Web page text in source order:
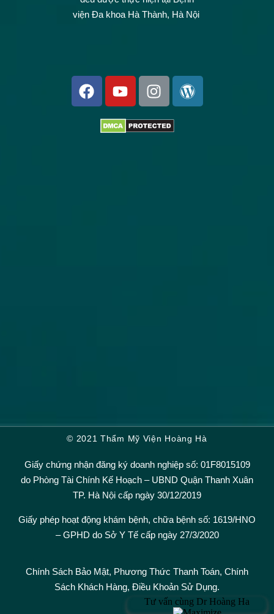
viện Đa khoa Hà Thành, Hà Nội
© 2021 Thẩm Mỹ Viện Hoàng Hà
Giấy chứng nhận đăng ký doanh nghiệp số: 01F8015109
do Phòng Tài Chính Kế Hoạch – UBND Quận Thanh Xuân
TP. Hà Nội cấp ngày 30/12/2019
Giấy phép hoạt động khám bệnh, chữa bệnh số: 1619/HNO
– GPHD do Sở Y Tế cấp ngày 27/3/2020
Chính Sách Bảo Mật, Phương Thức Thanh Toán, Chính
Sách Khách Hàng, Điều Khoản Sử Dụng.